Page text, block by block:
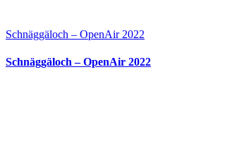
Schnäggäloch – OpenAir 2022
Schnäggäloch – OpenAir 2022